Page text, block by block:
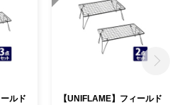
ルド
【UNIFLAME】フィールド